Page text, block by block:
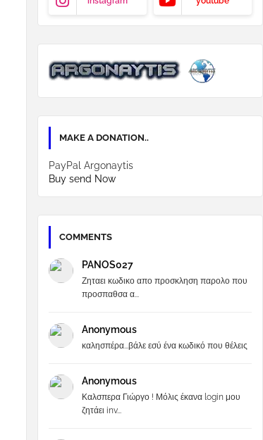
MAKE A DONATION..
PayPal Argonaytis
Buy send Now
COMMENTS
PANOS027
Ζηταει κωδικο απο προσκληση παρολο που
προσπαθσα α...
Anonymous
καλησπέρα...βάλε εσύ ένα κωδικό που θέλεις
Anonymous
Καλσπερα Γιώργο ! Μόλις έκανα login μου
ζητάει inv...